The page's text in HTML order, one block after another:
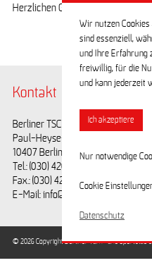
Herzlichen Glückwunsch an
Kontakt
Berliner TSC e.V.
Paul-Heyse-Straße 25
10407 Berlin
Tel.: (030) 42028593
Fax.: (030) 42028594
E-Mail: info@berlinertsc.de
© 2026 Copyright Berliner Turn- und Sportclub
Wir nutzen
sind essenziell,
und Ihre Erfahrung
freiwillig, für die
und kann jederzeit
Ich akzeptiere
Nur notwendige
Cookie
Datenschutz